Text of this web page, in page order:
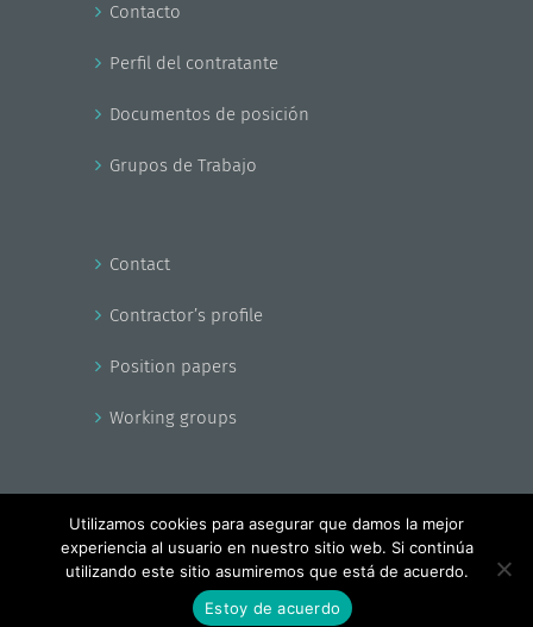
Contacto
Perfil del contratante
Documentos de posición
Grupos de Trabajo
Contact
Contractor’s profile
Position papers
Working groups
Copyright - EnerAgen 2017
Facebook
X YouTube
Utilizamos cookies para asegurar que damos la mejor
experiencia al usuario en nuestro sitio web. Si continúa
utilizando este sitio asumiremos que está de acuerdo.
Estoy de acuerdo